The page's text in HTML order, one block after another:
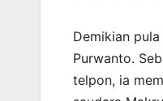
Demikian
Purwanto.
telpon, ia